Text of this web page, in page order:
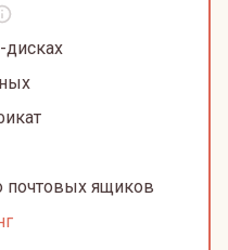
дисках
почтовых ящиков